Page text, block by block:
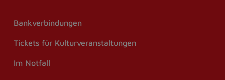
Bankverbindungen
Tickets für Kulturveranstaltungen
Im Notfall